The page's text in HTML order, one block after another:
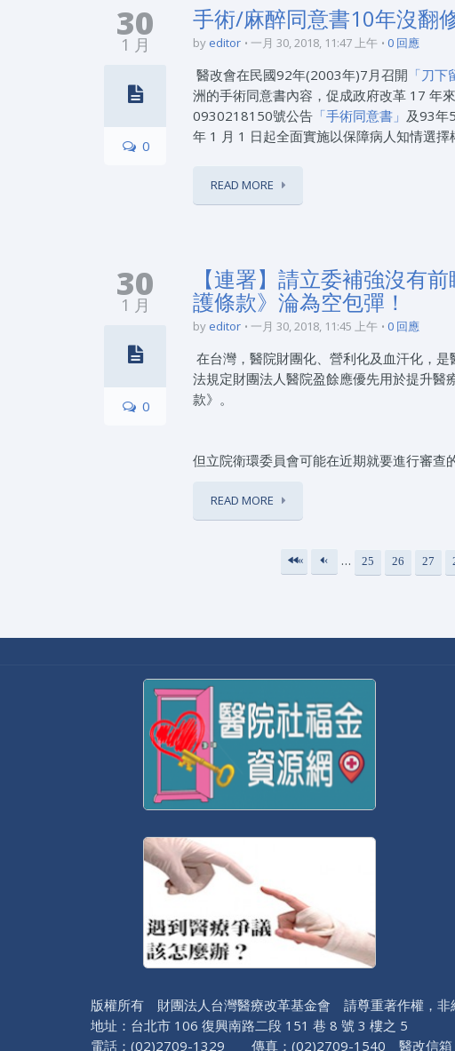
30
1 月
0
手術/麻醉同意書10年沒翻
by editor 一月 30, 2018, 11:47 上午 0 回應
醫改會在民國92年(2003年)7月召開 「刀
洲的手術同意書內容，促成政府改革 17 年
0930218150號公告 「手術同意書」 及93年
年 1 月 1 日起全面實施以保障病人知情選擇
READ MORE
30
1 月
0
【連署】請立委補強沒有
護條款》淪為空包彈！
by editor 一月 30, 2018, 11:45 上午 0 回應
在台灣，醫院財團化、營利化及血汗化，
法規定財團法人醫院盈餘應優先用於提升醫
款》。
但立院衛環委員會可能在近期就要進行審查
READ MORE
«
‹
… 25 26 27
版權所有 財團法人台灣醫療改革基金會 請尊重著作權，非
地址：台北市 106 復興南路二段 151 巷 8 號 3 樓之 5
電話：(02)2709-1329 傳真：(02)2709-1540 醫改信箱